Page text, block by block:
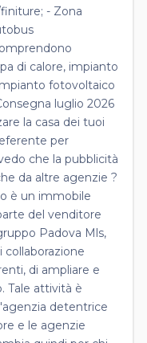
- Zona
di calore, impianto
fotovoltaico
luglio 2026
la casa dei tuoi
per
che la pubblicità
da altre agenzie ?
è un immobile
del venditore
Padova Mls,
collaborazione
di ampliare e
Tale attività è
detentrice
e le agenzie